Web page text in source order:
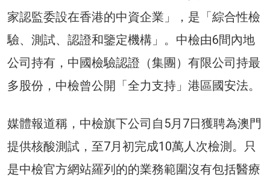
家認監委設在香港的中資企業」，是「綜合性檢
驗、測試、認證和鑒定機構」。中檢由6間內地
公司持有，中國檢驗認證（集團）有限公司持最
多股份，中檢曾公開「全力支持」港區國安法。
媒體報道稱，中檢旗下公司自5月7日獲聘為澳門
提供核酸測試，至7月初完成10萬人次檢測。只
是中檢官方網站羅列的的業務範圍沒有包括醫療